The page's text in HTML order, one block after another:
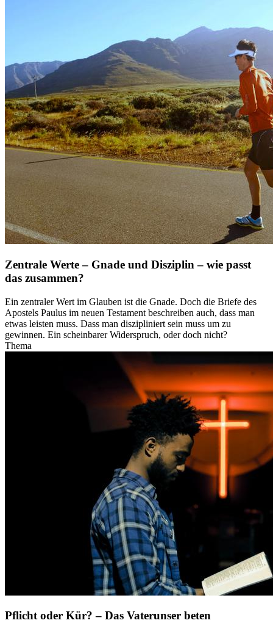
Zentrale Werte – Gnade und Disziplin – wie passt
das zusammen?
Ein zentraler Wert im Glauben ist die Gnade. Doch die Briefe des
Apostels Paulus im neuen Testament beschreiben auch, dass man
etwas leisten muss. Dass man diszipliniert sein muss um zu
gewinnen. Ein scheinbarer Widerspruch, oder doch nicht?
Thema
Pflicht oder Kür? – Das Vaterunser beten